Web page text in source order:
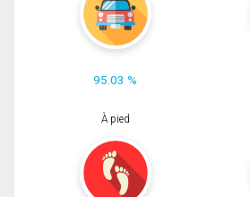
95.03 %
À pied